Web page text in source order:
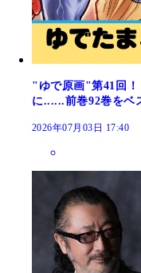
"ゆで原画"第41回
に......前巻92巻をベ
2026年07月03日 17:40